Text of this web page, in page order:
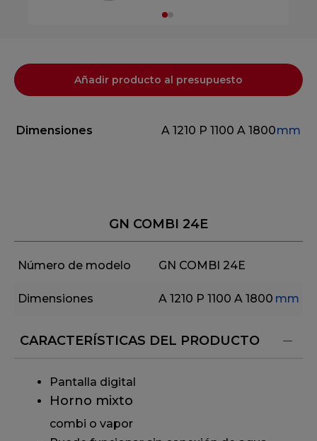
Añadir producto al presupuesto
Dimensiones A 1210 P 1100 A 1800mm
GN COMBI 24E
Número de modelo GN COMBI 24E
Dimensiones A 1210 P 1100 A 1800 mm
CARACTERÍSTICAS DEL PRODUCTO
Pantalla digital
Horno mixto
combi o vapor